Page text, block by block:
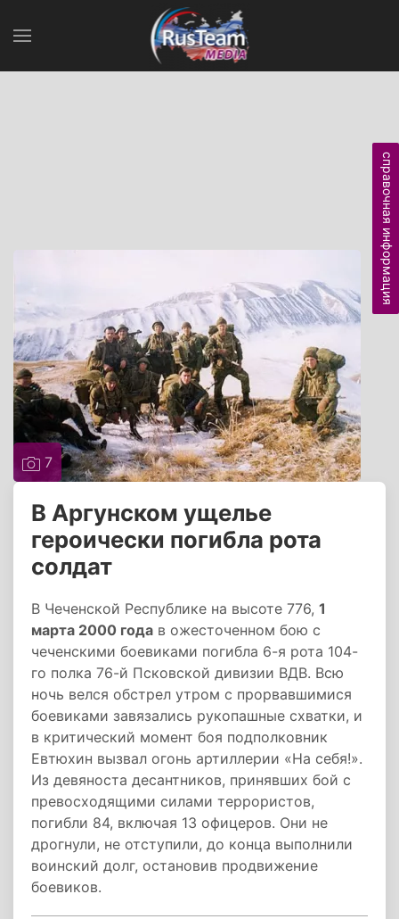
7
В Аргунском ущелье
героически погибла рота
солдат
В Чеченской Республике на высоте 776, 1
марта 2000 года в ожесточенном бою с
чеченскими боевиками погибла 6-я рота 104-
го полка 76-й Псковской дивизии ВДВ. Всю
ночь велся обстрел утром с прорвавшимися
боевиками завязались рукопашные схватки, и
в критический момент боя подполковник
Евтюхин вызвал огонь артиллерии «На себя!».
Из девяноста десантников, принявших бой с
превосходящими силами террористов,
погибли 84, включая 13 офицеров. Они не
дрогнули, не отступили, до конца выполнили
воинский долг, остановив продвижение
боевиков.
справочная информация